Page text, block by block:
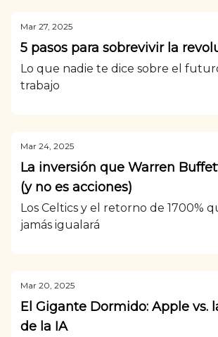
Mar 27, 2025
5 pasos para sobrevivir la
Lo que nadie te dice sobre el
trabajo
Mar 24, 2025
La inversión que Warren
(y no es acciones)
Los Celtics y el retorno de 1700%
jamás igualará
Mar 20, 2025
El Gigante Dormido: Apple vs.
de la IA